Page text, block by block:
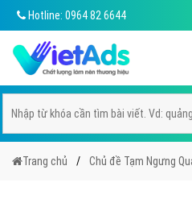
Hotline: 0964 82 6644
Trang chủ Chủ đề Tạm Ngưng